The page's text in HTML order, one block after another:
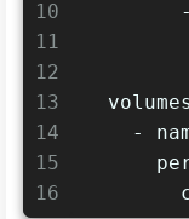
10
11
12
13
14
15
16
-
-